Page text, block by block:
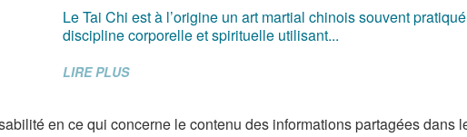
Le Tai Chi est à l’origine un art martial chinois souvent
discipline corporelle et spirituelle utilisant...
LIRE PLUS
en ce qui concerne le contenu des informations partagées dans